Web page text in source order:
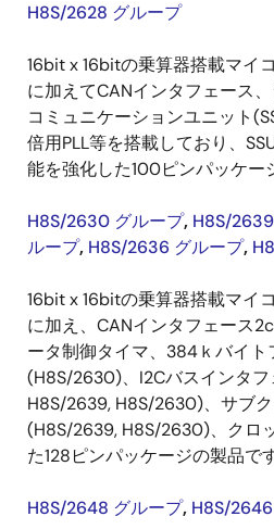
H8S/2628 グループ
16bit x 16bitの乗算器搭載マイ
に加えてCANインタフェース
コミュニケーションユニット
倍用PLL等を搭載しており、
能を強化した100ピンパッケー
H8S/2630 グループ, H8S/
ループ, H8S/2636 グループ,
16bit x 16bitの乗算器搭載マイ
に加え、CANインタフェース
ータ制御タイマ、384ｋバイト
(H8S/2630)、I2Cバスインタ
H8S/2639, H8S/2630)、サブ
(H8S/2639, H8S/2630)、クロ
た128ピンパッケージの製品です
H8S/2648 グループ, H8S/